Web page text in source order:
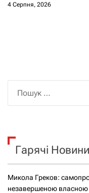
4 Серпня, 2026
к
Гарячі Новини
Микола Греков:
незавершеною